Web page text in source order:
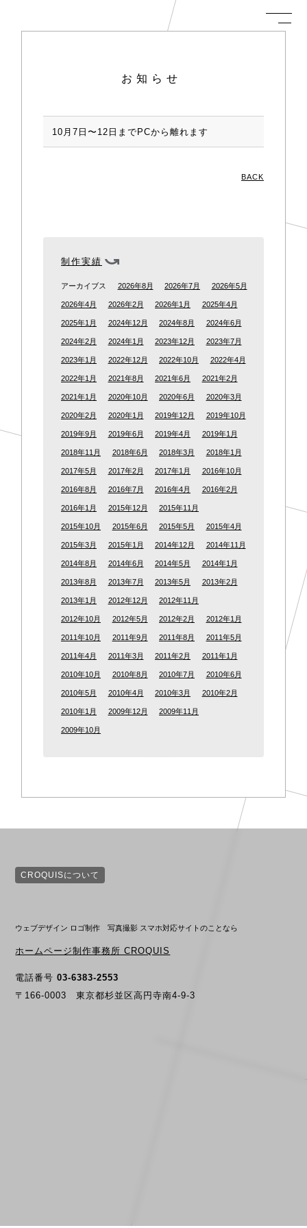
お知らせ
10月7日〜12日までPCから離れます
BACK
制作実績
アーカイブス 2026年8月 2026年7月 2026年5月
2026年4月 2026年2月 2026年1月 2025年4月
2025年1月 2024年12月 2024年8月 2024年6月
2024年2月 2024年1月 2023年12月 2023年7月
2023年1月 2022年12月 2022年10月 2022年4月
2022年1月 2021年8月 2021年6月 2021年2月
2021年1月 2020年10月 2020年6月 2020年3月
2020年2月 2020年1月 2019年12月 2019年10月
2019年9月 2019年6月 2019年4月 2019年1月
2018年11月 2018年6月 2018年3月 2018年1月
2017年5月 2017年2月 2017年1月 2016年10月
2016年8月 2016年7月 2016年4月 2016年2月
2016年1月 2015年12月 2015年11月
2015年10月 2015年6月 2015年5月 2015年4月
2015年3月 2015年1月 2014年12月 2014年11月
2014年8月 2014年6月 2014年5月 2014年1月
2013年8月 2013年7月 2013年5月 2013年2月
2013年1月 2012年12月 2012年11月
2012年10月 2012年5月 2012年2月 2012年1月
2011年10月 2011年9月 2011年8月 2011年5月
2011年4月 2011年3月 2011年2月 2011年1月
2010年10月 2010年8月 2010年7月 2010年6月
2010年5月 2010年4月 2010年3月 2010年2月
2010年1月 2009年12月 2009年11月
2009年10月
CROQUISについて
ウェブデザイン ロゴ制作 写真撮影 スマホ対応サイトのことなら
ホームページ制作事務所 CROQUIS
電話番号03-6383-2553
〒166-0003 東京都杉並区高円寺南4-9-3